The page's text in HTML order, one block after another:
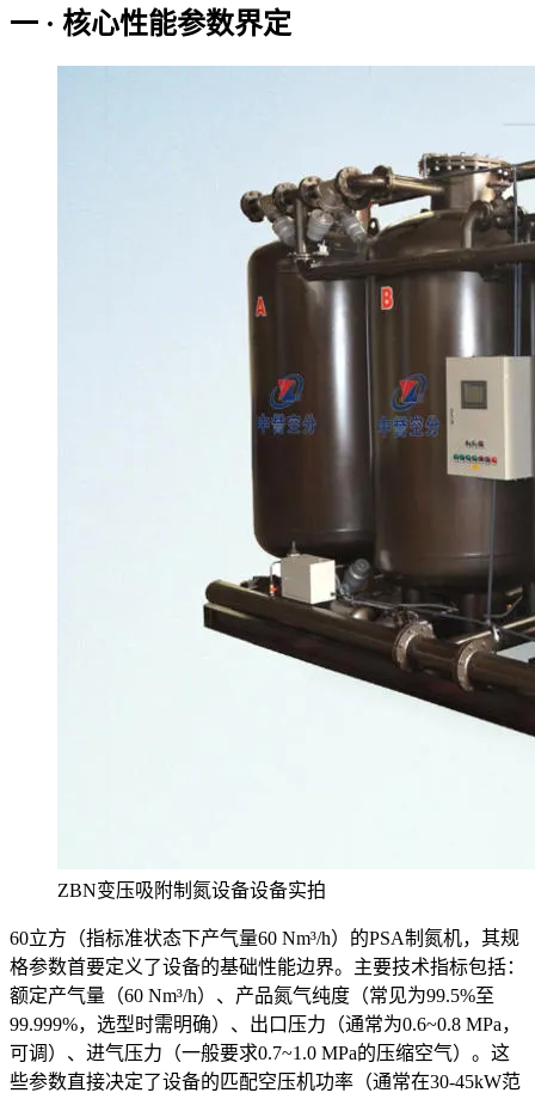
一 · 核心性能参数界定
ZBN变压吸附制氮设备设备实拍
60立方（指标准状态下产气量60 Nm³/h）的PSA制氮机，其规
格参数首要定义了设备的基础性能边界。主要技术指标包括：
额定产气量（60 Nm³/h）、产品氮气纯度（常见为99.5%至
99.999%，选型时需明确）、出口压力（通常为0.6~0.8 MPa，
可调）、进气压力（一般要求0.7~1.0 MPa的压缩空气）。这
些参数直接决定了设备的匹配空压机功率（通常在30-45kW范